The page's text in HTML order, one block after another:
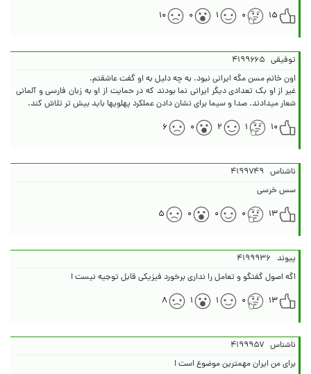
۱۵
۰ ۱ ۰ ۱۰
توفیقی ۴۱۹۹۶۶۵
غیر از او بک تعدادی دیگر ایرانی نما بودند که در حمایت از او به زبان فارسی و آلمانی
شعار میدادند. صدا و سیما برای نشان دادن عملکرد پهلویها باید بیش تر تلاش کند.
۱۰
۱ ۲ ۰ ۶
ناشناس ۴۱۹۹۷۴۹
سس خرسی
۱۳
۰ ۰ ۰ ۵
پیوند ۴۱۹۹۹۳۶
اگه اصول گفتگو و تعامل را نداری برخورد فیزیکی قابل توجیه نیست !
۱۳
۰ ۱ ۱ ۸
ناشناس ۴۱۹۹۹۵۷
برای من ایران مهمترین موضوع است !